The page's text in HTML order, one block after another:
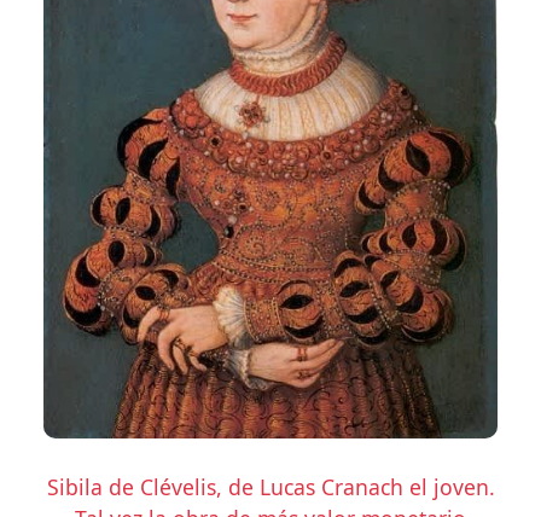
Sibila de Clévelis, de Lucas Cranach el joven.